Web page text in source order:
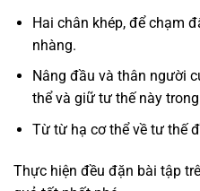
Hai chân khép, để chạm
nhàng.
Nâng đầu và thân người
thể và giữ tư thế này
Từ từ hạ cơ thể về tư thế
Thực hiện đều đặn bài tập